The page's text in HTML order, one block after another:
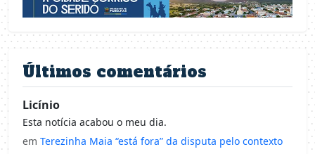
Últimos comentários
Licínio
Esta notícia acabou o meu dia.
em Terezinha Maia “está fora” da disputa pelo contexto